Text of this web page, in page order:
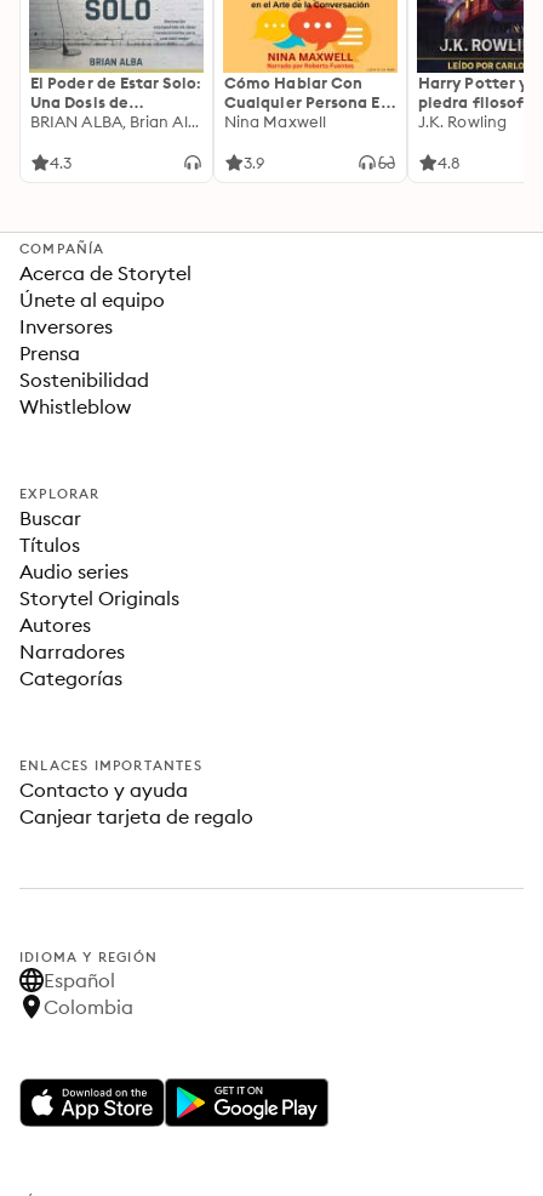
El Poder de Estar Solo:
Una Dosis de
Motivación
Ideas Revolucionarias
BRIAN ALBA, Brian Alba
4.3
Cómo Hablar Con
Cualquier Persona En
Cualquier Lugar Y En
Nina Maxwell
3.9
Harry Potter y
piedra filosofal
J.K. Rowling
4.8
COMPAÑÍA
Acerca de Storytel
Únete al equipo
Inversores
Prensa
Sostenibilidad
Whistleblow
EXPLORAR
Buscar
Títulos
Audio series
Storytel Originals
Autores
Narradores
Categorías
ENLACES IMPORTANTES
Contacto y ayuda
Canjear tarjeta de regalo
IDIOMA Y REGIÓN
Español
Colombia